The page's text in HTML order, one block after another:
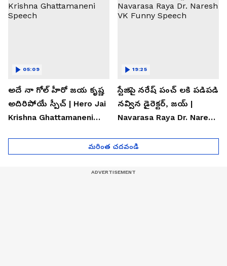
అదే నా గోల్ హీరో జయ కృష్ణ
అదిరిపోయే స్పీచ్ | Hero Jai
Krishna Ghattamaneni
05:09
స్టేజిపై నరేష్ పంచ్ లకి పడిపడి
నవ్విన డైరెక్టర్, జయ్ |
Navarasa Raya Dr. Naresh
19:25
మరింత చదవండి